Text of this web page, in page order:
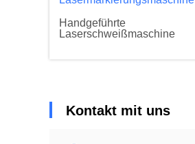
Handgeführte
Laserschweißmaschine
Kontakt mit uns